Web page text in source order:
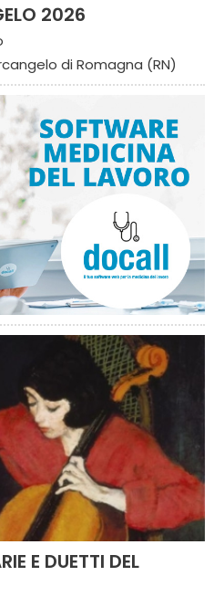
2026
di Romagna (RN)
E DUETTI DEL